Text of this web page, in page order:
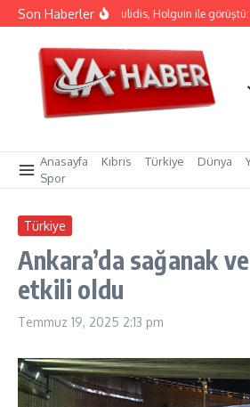
İçeriğe atla
Son HaberlerHristodulidis, Holguin ile görüştü:
Anasayfa Kıbrıs Türkiye Dünya
Spor
Türkiye
Ankara’da sağanak
etkili oldu
Temmuz 19, 2025 2:13 pm